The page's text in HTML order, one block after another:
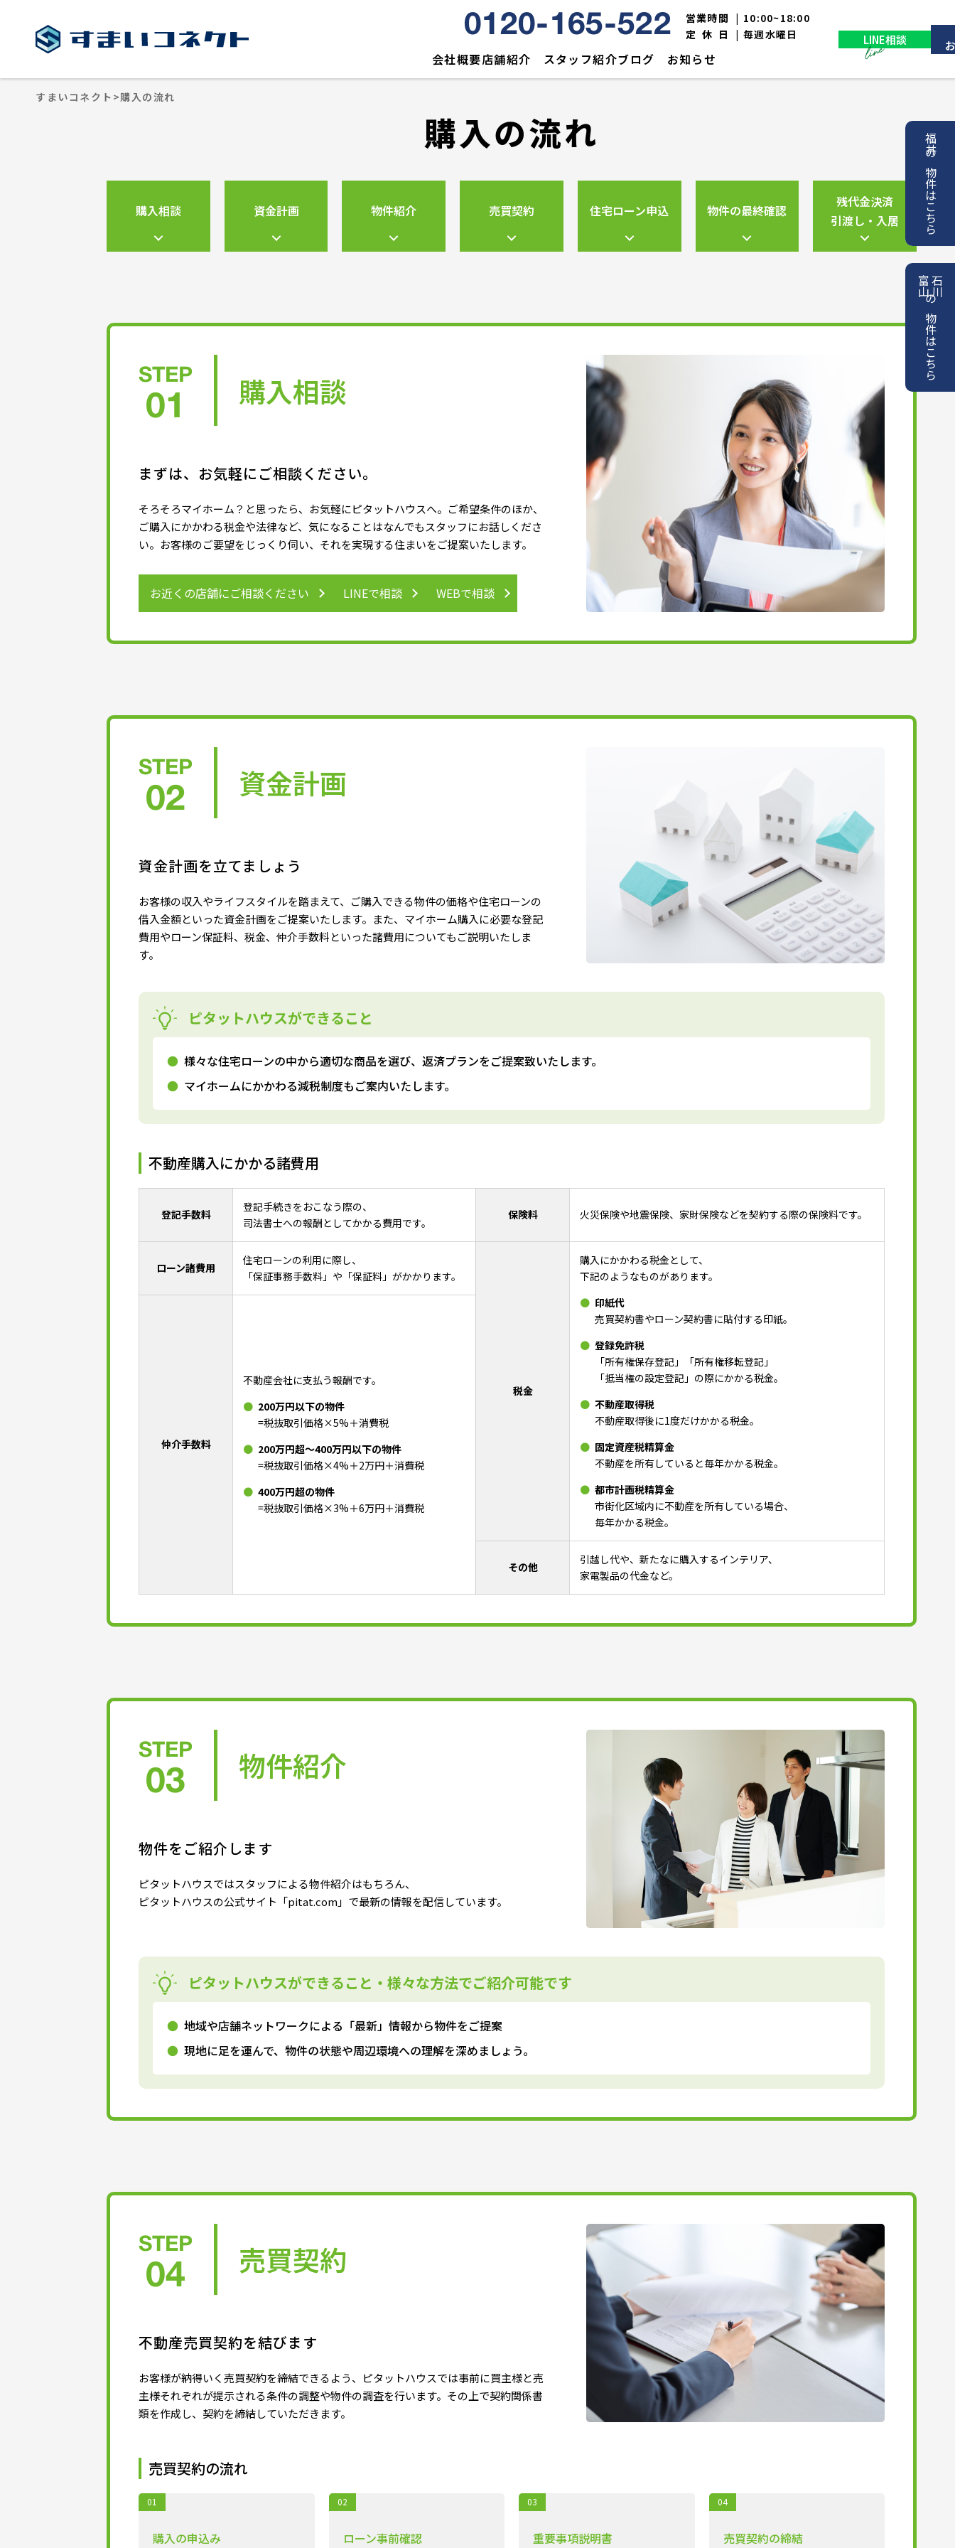
0120-165-522 営業時間 | 10:00~18:00
定休日 | 毎週水曜日
会社概要店舗紹介 スタッフ紹介ブログ お知らせ
LINE相談
すまいコネクト >購入の流れ
購入の流れ
購入相談 資金計画 物件紹介 売買契約 住宅ローン申込 物件の最終確認
残代金決済
引渡し・入居
STEP
01 購入相談
まずは、お気軽にご相談ください。
そろそろマイホーム？と思ったら、お気軽にピタットハウスへ。ご希望条件のほか、
ご購入にかかわる税金や法律など、気になることはなんでもスタッフにお話しくださ
い。お客様のご要望をじっくり伺い、それを実現する住まいをご提案いたします。
お近くの店舗にご相談ください LINEで相談 WEBで相談
STEP
02 資金計画
資金計画を立てましょう
お客様の収入やライフスタイルを踏まえて、ご購入できる物件の価格や住宅ローンの
借入金額といった資金計画をご提案いたします。また、マイホーム購入に必要な登記
費用やローン保証料、税金、仲介手数料といった諸費用についてもご説明いたしま
す。
ピタットハウスができること
様々な住宅ローンの中から適切な商品を選び、返済プランをご提案致いたします。
マイホームにかかわる減税制度もご案内いたします。
不動産購入にかかる諸費用
登記手数料
登記手続きをおこなう際の、
司法書士への報酬としてかかる費用です。
保険料 火災保険や地震保険、家財保険などを契約する際の保険料です。
ローン諸費用
住宅ローンの利用に際し、
「保証事務手数料」や「保証料」がかかります。
税金
購入にかかわる税金として、
下記のようなものがあります。
印紙代
売買契約書やローン契約書に貼付する印紙。
登録免許税
「所有権保存登記」「所有権移転登記」
「抵当権の設定登記」の際にかかる税金。
不動産取得税
不動産取得後に1度だけかかる税金。
固定資産税精算金
不動産を所有していると毎年かかる税金。
都市計画税精算金
市街化区域内に不動産を所有している場合、
毎年かかる税金。
仲介手数料
不動産会社に支払う報酬です。
200万円以下の物件
=税抜取引価格×5%＋消費税
200万円超〜400万円以下の物件
=税抜取引価格×4%＋2万円＋消費税
400万円超の物件
=税抜取引価格×3%＋6万円＋消費税
その他
引越し代や、新たなに購入するインテリア、
家電製品の代金など。
STEP
03 物件紹介
物件をご紹介します
ピタットハウスではスタッフによる物件紹介はもちろん、
ピタットハウスの公式サイト「pitat.com」で最新の情報を配信しています。
ピタットハウスができること・様々な方法でご紹介可能です
地域や店舗ネットワークによる「最新」情報から物件をご提案
現地に足を運んで、物件の状態や周辺環境への理解を深めましょう。
STEP
04 売買契約
不動産売買契約を結びます
お客様が納得いく売買契約を締結できるよう、ピタットハウスでは事前に買主様と売
主様それぞれが提示される条件の調整や物件の調査を行います。その上で契約関係書
類を作成し、契約を締結していただきます。
売買契約の流れ
01
購入の申込み
02
ローン事前確認
03
重要事項説明書
04
売買契約の締結
福井の物件はこちら
石川
富山
の物件はこちら